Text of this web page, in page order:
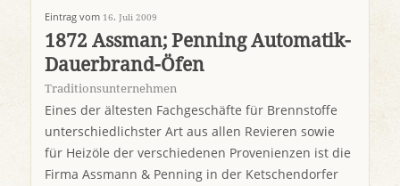
Eintrag vom 16. Juli 2009
1872 Assman; Penning Automatik-
Dauerbrand-Öfen
Traditionsunternehmen
Eines der ältesten Fachgeschäfte für Brennstoffe
unterschiedlichster Art aus allen Revieren sowie
für Heizöle der verschiedenen Provenienzen ist die
Firma Assmann & Penning in der Ketschendorfer